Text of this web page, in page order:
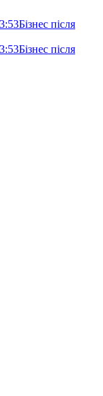
Бізнес після
Бізнес після